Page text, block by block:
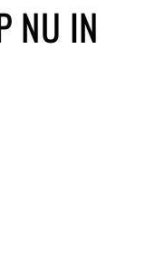
NU IN